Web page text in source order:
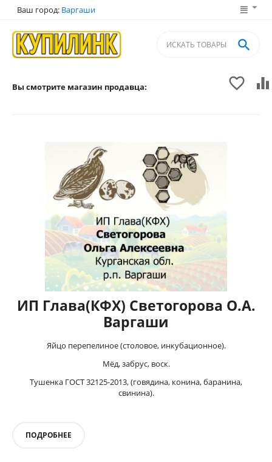
Ваш город: Варгаши
 

Вы смотрите магазин продавца:
ИП Глава(КФХ) Светогорова О.А.
Варгаши
Яйцо перепелиное (столовое, инкубационное).
Мёд, забрус, воск.
Тушенка ГОСТ 32125-2013, (говядина, конина, баранина,
свинина).
ПОДРОБНЕЕ